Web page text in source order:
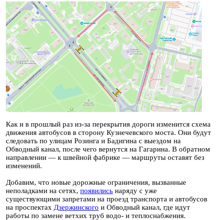
Как и в прошлый раз из-за перекрытия дороги изменится схема
движения автобусов в сторону Кузнечевского моста. Они будут
следовать по улицам Розинга и Бадигина с выездом на
Обводный канал, после чего вернутся на Гагарина. В обратном
направлении — к швейной фабрике — маршруты оставят без
изменений.
Добавим, что новые дорожные ограничения, вызванные
неполадками на сетях, появились наряду с уже
существующими запретами на проезд транспорта и автобусов
на проспектах Дзержинского и Обводный канал, где идут
работы по замене ветхих труб водо- и теплоснабжения.